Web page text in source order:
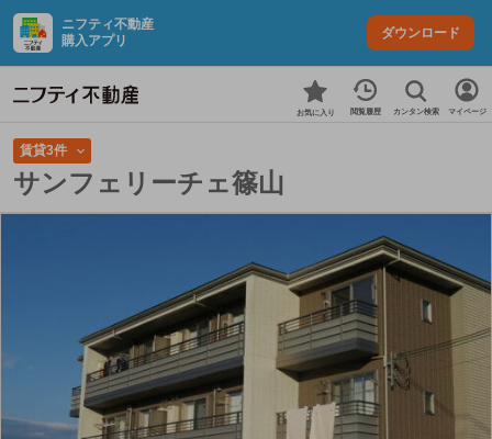
ニフティ不動産
購入アプリ
ダウンロード
お気に入り 閲覧履歴 カンタン検索 マイページ
賃貸3件
サンフェリーチェ篠山